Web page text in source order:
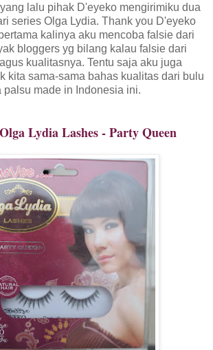
lalu pihak D'eyeko mengirimiku dua
series Olga Lydia. Thank you D'eyeko
kalinya aku mencoba falsie dari
bloggers yg bilang kalau falsie dari
kualitasnya. Tentu saja aku juga
kita sama-sama bahas kualitas dari bulu
palsu made in Indonesia ini.
Lydia Lashes - Party Queen